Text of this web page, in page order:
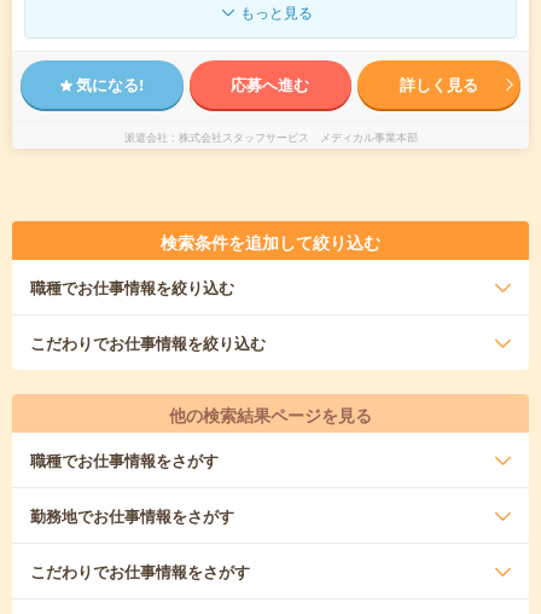
もっと見る
気になる! 応募へ進む 詳しく見る
派遣会社 株式会社スタッフサービス メディカル事業本部
検索条件を追加して絞り込む
職種でお仕事情報を絞り込む
こだわりでお仕事情報を絞り込む
他の検索結果ページを見る
職種でお仕事情報をさがす
勤務地でお仕事情報をさがす
こだわりでお仕事情報をさがす